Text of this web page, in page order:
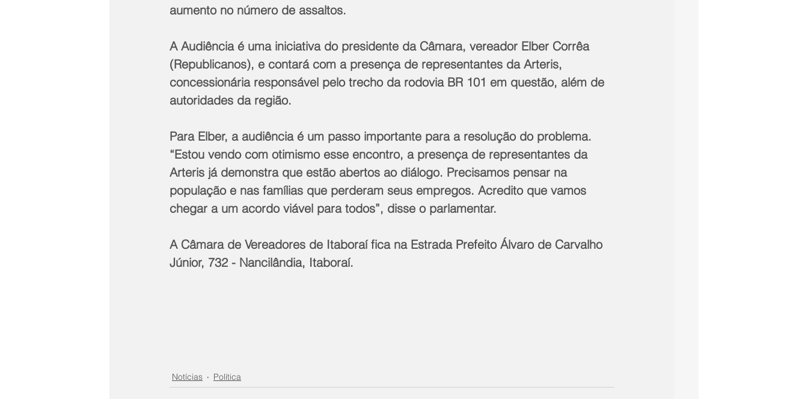
aumento no número de assaltos.
A Audiência é uma iniciativa do presidente da Câmara, vereador Elber Corrêa
(Republicanos), e contará com a presença de representantes da Arteris,
concessionária responsável pelo trecho da rodovia BR 101 em questão, além de
autoridades da região.
Para Elber, a audiência é um passo importante para a resolução do problema.
“Estou vendo com otimismo esse encontro, a presença de representantes da
Arteris já demonstra que estão abertos ao diálogo. Precisamos pensar na
população e nas famílias que perderam seus empregos. Acredito que vamos
chegar a um acordo viável para todos”, disse o parlamentar.
A Câmara de Vereadores de Itaboraí fica na Estrada Prefeito Álvaro de Carvalho
Júnior, 732 - Nancilândia, Itaboraí.
Notícias Política